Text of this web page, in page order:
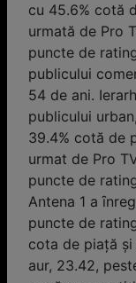
cu 45.6% cotă
urmată de Pro
puncte de
publicului
54 de ani.
publicului
39.4% cotă de
urmat de Pro
puncte de
Antena 1 a
puncte de
cota de piaţă
aur, 23.42,